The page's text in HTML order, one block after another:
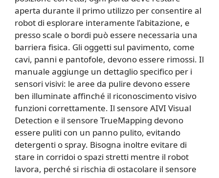
aperta durante il primo utilizzo per consentire al
robot di esplorare interamente l’abitazione, e
presso scale o bordi può essere necessaria una
barriera fisica. Gli oggetti sul pavimento, come
cavi, panni e pantofole, devono essere rimossi. Il
manuale aggiunge un dettaglio specifico per i
sensori visivi: le aree da pulire devono essere
ben illuminate affinché il riconoscimento visivo
funzioni correttamente. Il sensore AIVI Visual
Detection e il sensore TrueMapping devono
essere puliti con un panno pulito, evitando
detergenti o spray. Bisogna inoltre evitare di
stare in corridoi o spazi stretti mentre il robot
lavora, perché si rischia di ostacolare il sensore